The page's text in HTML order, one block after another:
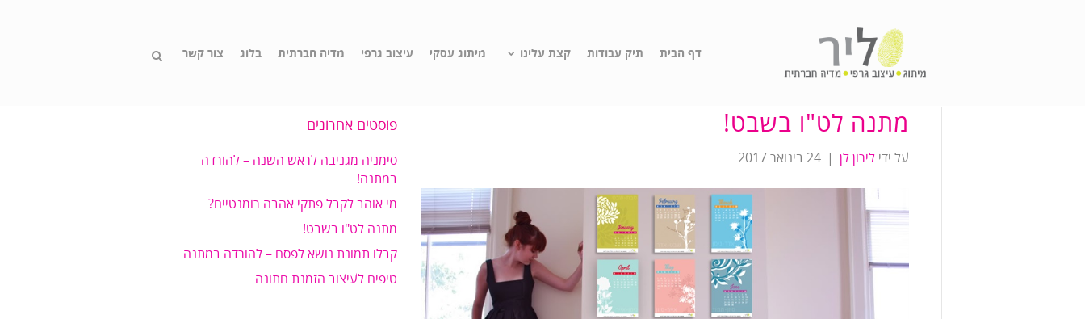
דף הבית תיק עבודות קצת עלינו מיתוג עסקי עיצוב גרפי מדיה חברתית בלוג צור קשר
מתנה לט"ו בשבט!
על ידי לירון לן | 24 בינואר 2017
פוסטים אחרונים
סימניה מגניבה לראש השנה – להורדה
במתנה!
מי אוהב לקבל פתקי אהבה רומנטיים?
מתנה לט"ו בשבט!
קבלו תמונת נושא לפסח – להורדה במתנה
טיפים לעיצוב הזמנת חתונה